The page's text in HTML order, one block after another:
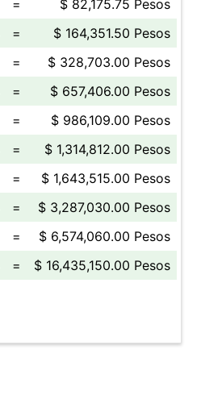
=
$ 82,175.75 Pesos
=
$ 164,351.50 Pesos
=
$ 328,703.00 Pesos
=
$ 657,406.00 Pesos
=
$ 986,109.00 Pesos
=
$ 1,314,812.00 Pesos
=
$ 1,643,515.00 Pesos
=
$ 3,287,030.00 Pesos
=
$ 6,574,060.00 Pesos
= $ 16,435,150.00 Pesos